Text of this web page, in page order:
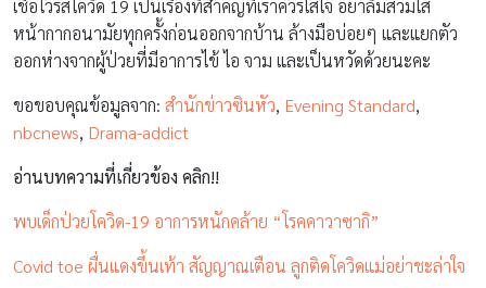
เชื้อไวรัสโควิด 19 เป็นเรื่องที่สำคัญที่เราควรใส่ใจ อย่าลึมสวมใส่
หน้ากากอนามัยทุกครั้งก่อนออกจากบ้าน ล้างมือบ่อยๆ และแยกตัว
ออกห่างจากผู้ป่วยที่มีอาการไข้ ไอ จาม และเป็นหวัดด้วยนะคะ
ขอขอบคุณข้อมูลจาก: สำนักข่าวซินหัว, Evening Standard,
nbcnews, Drama-addict
อ่านบทความที่เกี่ยวข้อง คลิก!!
พบเด็กป่วยโควิด-19 อาการหนักคล้าย “โรคคาวาซากิ”
Covid toe ผื่นแดงขึ้นเท้า สัญญาณเตือน ลูกติดโควิดแม่อย่าชะล่าใจ